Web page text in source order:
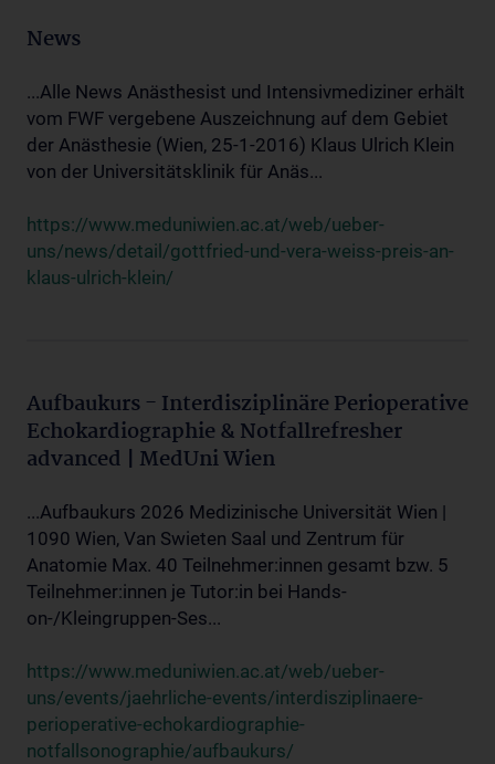
News
...Alle News Anästhesist und Intensivmediziner erhält
vom FWF vergebene Auszeichnung auf dem Gebiet
der Anästhesie (Wien, 25-1-2016) Klaus Ulrich Klein
von der Universitätsklinik für Anäs...
https://www.meduniwien.ac.at/web/ueber-
uns/news/detail/gottfried-und-vera-weiss-preis-an-
klaus-ulrich-klein/
Aufbaukurs - Interdisziplinäre Perioperative
Echokardiographie & Notfallrefresher
advanced | MedUni Wien
...Aufbaukurs 2026 Medizinische Universität Wien |
1090 Wien, Van Swieten Saal und Zentrum für
Anatomie Max. 40 Teilnehmer:innen gesamt bzw. 5
Teilnehmer:innen je Tutor:in bei Hands-
on-/Kleingruppen-Ses...
https://www.meduniwien.ac.at/web/ueber-
uns/events/jaehrliche-events/interdisziplinaere-
perioperative-echokardiographie-
notfallsonographie/aufbaukurs/